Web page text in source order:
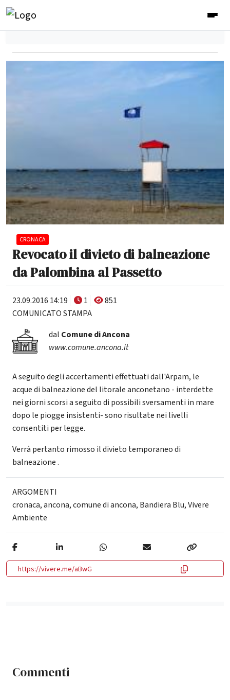
CRONACA
Revocato il divieto di balneazione
da Palombina al Passetto
23.09.2016 14:19 1
851
COMUNICATO STAMPA
dal Comune di Ancona
www.comune.ancona.it
A seguito degli accertamenti effettuati dall'Arpam, le
acque di balneazione del litorale anconetano - interdette
nei giorni scorsi a seguito di possibili sversamenti in mare
dopo le piogge insistenti- sono risultate nei livelli
consentiti per legge.
Verrà pertanto rimosso il divieto temporaneo di
balneazione .
ARGOMENTI
cronaca,ancona,comune di ancona, Bandiera Blu, Vivere
Ambiente
https://vivere.me/aBwG
Commenti